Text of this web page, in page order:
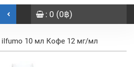
: 0 (0฿)
10 мл Кофе 12 мг/мл